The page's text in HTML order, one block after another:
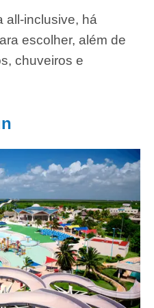
all-inclusive, há
escolher, além de
chuveiros e